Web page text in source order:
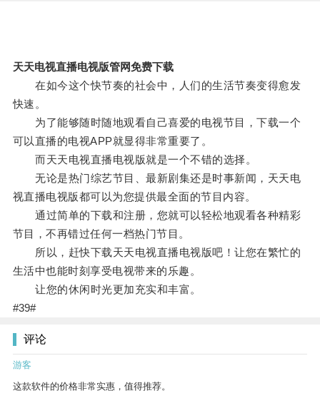
天天电视直播电视版管网免费下载
在如今这个快节奏的社会中，人们的生活节奏变得愈发
快速。
为了能够随时随地观看自己喜爱的电视节目，下载一个
可以直播的电视APP就显得非常重要了。
而天天电视直播电视版就是一个不错的选择。
无论是热门综艺节目、最新剧集还是时事新闻，天天电
视直播电视版都可以为您提供最全面的节目内容。
通过简单的下载和注册，您就可以轻松地观看各种精彩
节目，不再错过任何一档热门节目。
所以，赶快下载天天电视直播电视版吧！让您在繁忙的
生活中也能时刻享受电视带来的乐趣。
让您的休闲时光更加充实和丰富。
#39#
评论
游客
这款软件的价格非常实惠，值得推荐。